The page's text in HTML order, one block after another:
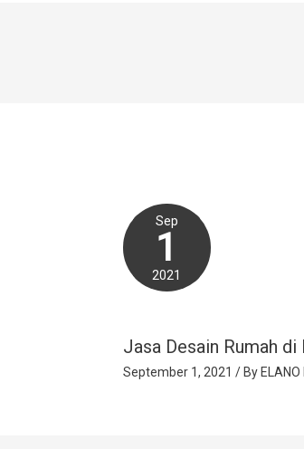
Sep
1
2021
Jasa Desain Rumah di
September 1, 2021 / ByELANO